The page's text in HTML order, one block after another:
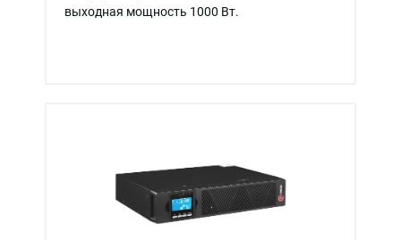
выходная мощность 1000 Вт.